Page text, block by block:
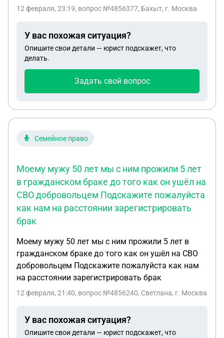
являются гражданами другой страны. И живем
пропавший. Его родная сестра до сих пор не
получила справку о том что он без. пров. С
воинской части пишут ждите справку. Как можно
своих детей обратится военкомат . Пожалуйста
12 февраля, 23:19, вопрос №4856377, Бахыт, г. Москва
У вас похожая ситуация?
Опишите свои детали — юрист подскажет, что
делать.
Задать свой вопрос
Семейное право
Моему мужу 50 лет мы с ним прожили 5 лет
в гражданском браке до того как он ушёл на
СВО добровольцем Подскажите пожалуйста
как нам на расстоянии зарегистрировать
брак
Моему мужу 50 лет мы с ним прожили 5 лет в
гражданском браке до того как он ушёл на СВО
добровольцем Подскажите пожалуйста как нам
на расстоянии зарегистрировать брак
12 февраля, 21:40, вопрос №4856240, Светлана, г. Москва
У вас похожая ситуация?
Опишите свои детали — юрист подскажет, что